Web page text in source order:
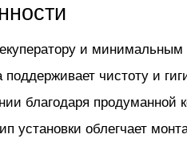
и
чистоту и
благодаря
установки облегчает